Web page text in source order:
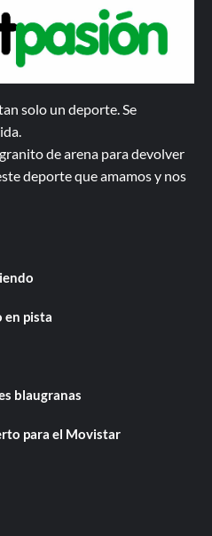
solo un deporte. Se
de arena para devolver
deporte que amamos y nos
en pista
blaugranas
para el Movistar